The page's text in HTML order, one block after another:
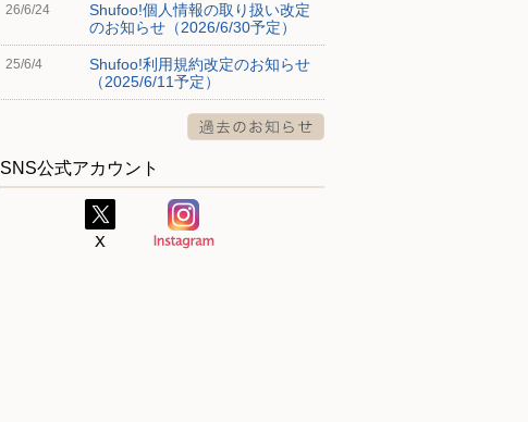
26/6/24
Shufoo!個人情報の取り扱い改定
のお知らせ（2026/6/30予定）
25/6/4
Shufoo!利用規約改定のお知らせ
（2025/6/11予定）
SNS公式アカウント